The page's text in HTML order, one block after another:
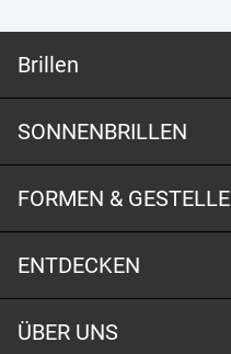
Brillen
SONNENBRILLEN
FORMEN & GESTELLE
ENTDECKEN
ÜBER UNS